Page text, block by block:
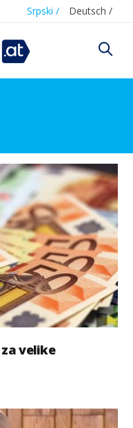
Srpski / Deutsch /
velike